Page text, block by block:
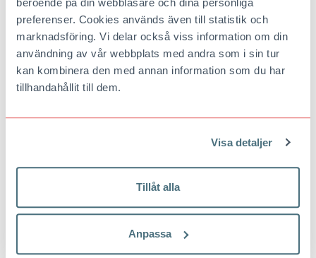
beroende på din webbläsare och dina personliga
preferenser. Cookies används även till statistik och
marknadsföring. Vi delar också viss information om din
användning av vår webbplats med andra som i sin tur
kan kombinera den med annan information som du har
tillhandahållit till dem.
Visa detaljer
Tillåt alla
Anpassa
Vansbro
Vårt behov av tröst
, Sven Lundqvist, Tallkrogen
Dragkamp, Marylyn Gierow, Södertälje
Publicerad2 december 2025
KONTAKTA REDAKTIONEN